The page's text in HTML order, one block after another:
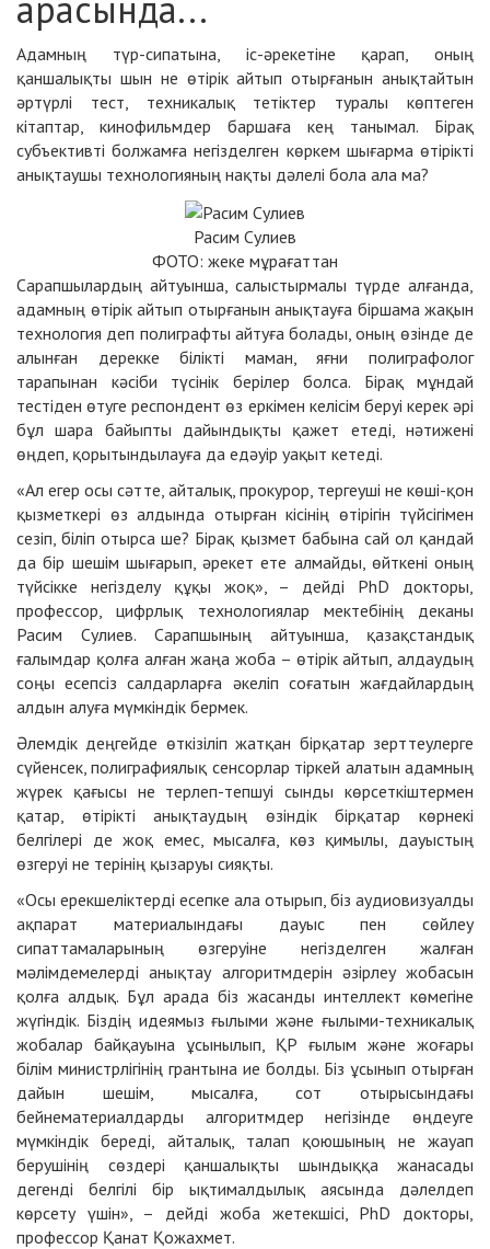
Адамның түр-сипатына, іс-әрекетіне қарап, оның
қаншалықты шын не өтірік айтып отырғанын анықтайтын
әртүрлі тест, техникалық тетіктер туралы көптеген
кітаптар, кинофильмдер баршаға кең танымал. Бірақ
субъективті болжамға негізделген көркем шығарма өтірікті
анықтаушы технологияның нақты дәлелі бола ала ма?
Расим Сулиев
ФОТО: жеке мұрағаттан
Сарапшылардың айтуынша, салыстырмалы түрде алғанда,
адамның өтірік айтып отырғанын анықтауға біршама жақын
технология деп полиграфты айтуға болады, оның өзінде де
алынған дерекке білікті маман, яғни полиграфолог
тарапынан кәсіби түсінік берілер болса. Бірақ мұндай
тестіден өтуге респондент өз еркімен келісім беруі керек әрі
бұл шара байыпты дайындықты қажет етеді, нәтижені
өңдеп, қорытындылауға да едәуір уақыт кетеді.
«Ал егер осы сәтте, айталық, прокурор, тергеуші не көші-қон
қызметкері өз алдында отырған кісінің өтірігін түйсігімен
сезіп, біліп отырса ше? Бірақ қызмет бабына сай ол қандай
да бір шешім шығарып, әрекет ете алмайды, өйткені оның
түйсікке негізделу құқы жоқ», – дейді PhD докторы,
профессор, цифрлық технологиялар мектебінің деканы
Расим Сулиев. Сарапшының айтуынша, қазақстандық
ғалымдар қолға алған жаңа жоба – өтірік айтып, алдаудың
соңы есепсіз салдарларға әкеліп соғатын жағдайлардың
алдын алуға мүмкіндік бермек.
Әлемдік деңгейде өткізіліп жатқан бірқатар зерттеулерге
сүйенсек, полиграфиялық сенсорлар тіркей алатын адамның
жүрек қағысы не терлеп-тепшуі сынды көрсеткіштермен
қатар, өтірікті анықтаудың өзіндік бірқатар көрнекі
белгілері де жоқ емес, мысалға, көз қимылы, дауыстың
өзгеруі не терінің қызаруы сияқты.
«Осы ерекшеліктерді есепке ала отырып, біз аудиовизуалды
ақпарат материалындағы дауыс пен сөйлеу
сипаттамаларының өзгеруіне негізделген жалған
мәлімдемелерді анықтау алгоритмдерін әзірлеу жобасын
қолға алдық. Бұл арада біз жасанды интеллект көмегіне
жүгіндік. Біздің идеямыз ғылыми және ғылыми-техникалық
жобалар байқауына ұсынылып, ҚР ғылым және жоғары
білім министрлігінің грантына ие болды. Біз ұсынып отырған
дайын шешім, мысалға, сот отырысындағы
бейнематериалдарды алгоритмдер негізінде өңдеуге
мүмкіндік береді, айталық, талап қоюшының не жауап
берушінің сөздері қаншалықты шындыққа жанасады
дегенді белгілі бір ықтималдылық аясында дәлелдеп
көрсету үшін», – дейді жоба жетекшісі, PhD докторы,
профессор Қанат Қожахмет.